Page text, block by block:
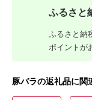
ふるさと
ふるさと納
ポイントが
豚バラの返礼品に関